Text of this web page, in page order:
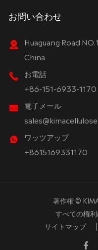
お問い合わせ
Huaguang Road
China
お電話
+86-151-6933-1170
電子メール
ワッツアップ
+8615169331170
著作権 ©
すべての権利
サイトマップ
|